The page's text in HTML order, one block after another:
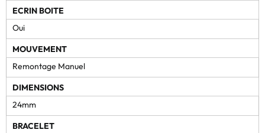
ECRIN BOITE
Oui
MOUVEMENT
Remontage Manuel
DIMENSIONS
24mm
BRACELET